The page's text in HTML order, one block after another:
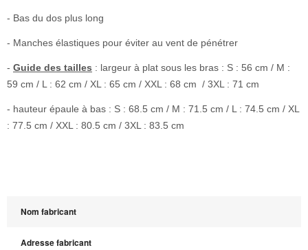
- Bas du dos plus long
- Manches élastiques pour éviter au vent de pénétrer
- Guide des tailles : largeur à plat sous les bras : S : 56 cm / M :
59 cm / L : 62 cm / XL : 65 cm / XXL : 68 cm / 3XL : 71 cm
- hauteur épaule à bas : S : 68.5 cm / M : 71.5 cm / L : 74.5 cm / XL
: 77.5 cm / XXL : 80.5 cm / 3XL : 83.5 cm
Nom fabricant
Adresse fabricant